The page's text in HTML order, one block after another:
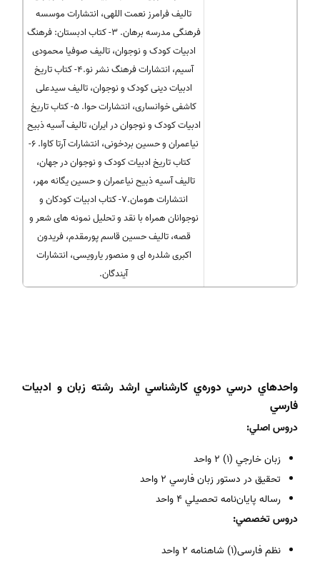
تالیف فرامرز نعمت اللهی، انتشارات موسسه
فرهنگی مدرسه برهان. ۳- کتاب ادبستان: فرهنگ
ادبیات کودک و نوجوان، تالیف صوفیا محمودی
آسیم، انتشارات فرهنگ نشر نو.۴- کتاب تاریخ
ادبیات دینی کودک و نوجوان، تالیف سیدعلی
کاشفی خوانساری، انتشارات حوا. ۵- کتاب تاریخ
ادبیات کودک و نوجوان در ایران، تالیف آسیه ذبیح
نیاعمران و حسین بردخونی، انتشارات آرتا کاوا. ۶-
کتاب تاریخ ادبیات کودک و نوجوان در جهان،
تالیف آسیه ذبیح نیاعمران و حسین یگانه مهر،
انتشارات هومان.۷- کتاب ادبیات کودکان و
نوجوانان همراه با نقد و تحلیل نمونه های شعر و
قصه، تالیف حسین قاسم پورمقدم، فریدون
اکبری شلدره ای و منصور یارویسی، انتشارات
آیندگان.
واحد‌هاي درسي دوره‌ي كارشناسي ارشد رشته زبان و ادبيات
فارسي
دروس اصلي:
زبان خارجي (1) 2 واحد
تحقيق در دستور زبان فارسي 2 واحد
رساله پايان‌نامه تحصيلي 4 واحد
دروس تخصصي:
نظم فارسی(1) شاهنامه 2 واحد